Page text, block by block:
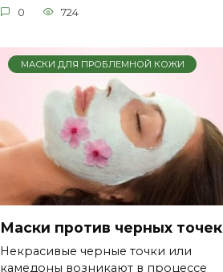
0 724
МАСКИ ДЛЯ ПРОБЛЕМНОЙ КОЖИ
Маски против черных точек
Некрасивые черные точки или
камедоны возникают в процессе